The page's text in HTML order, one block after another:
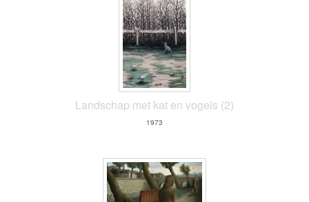
Landschap met kat en vogels (2)
1973